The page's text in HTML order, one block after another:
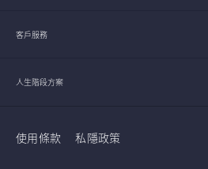
客戶服務
人生階段方案
使用條款 私隱政策